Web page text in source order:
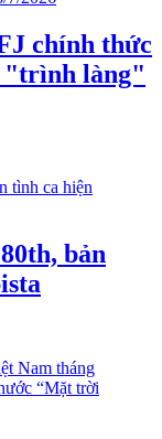
chính thức
"trình làng"
bản